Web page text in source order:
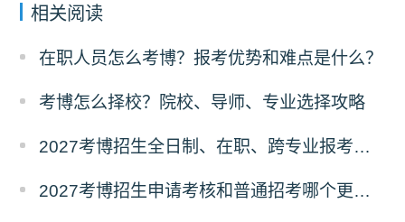
相关阅读
在职人员怎么考博？报考优势和难点是什么？
考博怎么择校？院校、导师、专业选择攻略
2027考博招生全日制、在职、跨专业报考要求
2027考博招生申请考核和普通招考哪个更好考？